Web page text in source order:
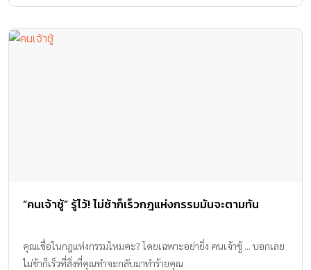
“คนเจ้าชู้” รู้ไว้! ไม่ช้าก็เร็วกฎแห่งกรรมมันจะตามทัน
คุณเชื่อในกฎแห่งกรรมไหมคะ? โดยเฉพาะอย่ายิ่ง คนเจ้าชู้ ... บอกเลย
ไม่ช้าก็เร็วที่สิ่งที่คุณทำจะกลับมาทำร้ายคุณ